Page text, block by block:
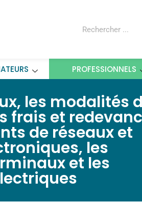
PROFESSIONNELS
les modalités
frais et
de réseaux et
les
et les